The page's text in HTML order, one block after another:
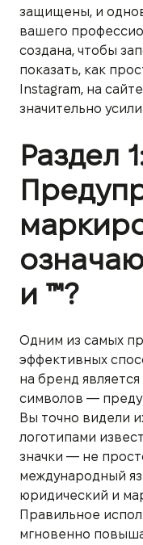
защищены, и
вашего
создана, чтобы
показать, как
Instagram, на
значительно
Раздел
и ™?
Одним из самых
эффективных
на бренд
символов —
Вы точно видели
логотипами
значки — не
международный
юридический и
Правильное
мгновенно